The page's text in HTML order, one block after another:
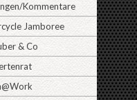
Kommentare
Jamboree
& Co